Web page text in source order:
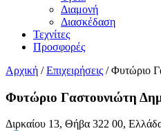
Διαμονή
Διασκέδαση
Τεχνίτες
Προσφορές
Αρχική / Επιχειρήσεις / Φυτώριο
Φυτώριο Γαστουνιώτη
Διρκαίου 13, Θήβα 322 00,